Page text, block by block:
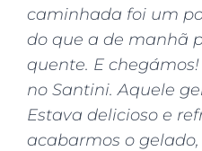
caminhada foi um
do que a de manhã
quente. E
no Santini. Aquele
Estava delicioso e
acabarmos o